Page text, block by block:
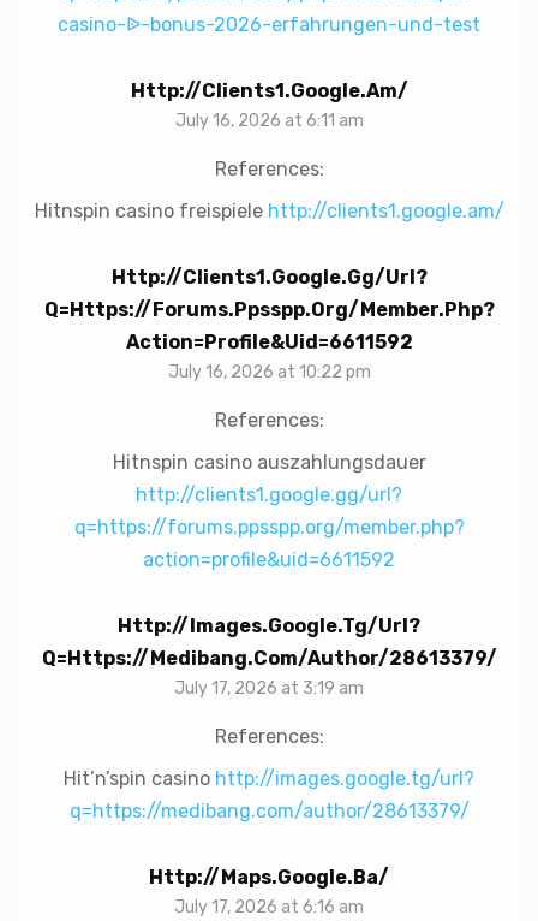
casino-ᐉ-bonus-2026-erfahrungen-und-test
Http://clients1.google.am/
July 16, 2026 at 6:11 am
References:
Hitnspin casino freispiele http://clients1.google.am/
Http://clients1.google.gg/url?
Q=https://forums.ppsspp.org/member.php?
Action=profile&uid=6611592
July 16, 2026 at 10:22 pm
References:
Hitnspin casino auszahlungsdauer
http://clients1.google.gg/url?
q=https://forums.ppsspp.org/member.php?
action=profile&uid=6611592
Http://images.google.tg/url?
Q=https://medibang.com/author/28613379/
July 17, 2026 at 3:19 am
References:
Hit’n’spin casino http://images.google.tg/url?
q=https://medibang.com/author/28613379/
Http://maps.google.ba/
July 17, 2026 at 6:16 am